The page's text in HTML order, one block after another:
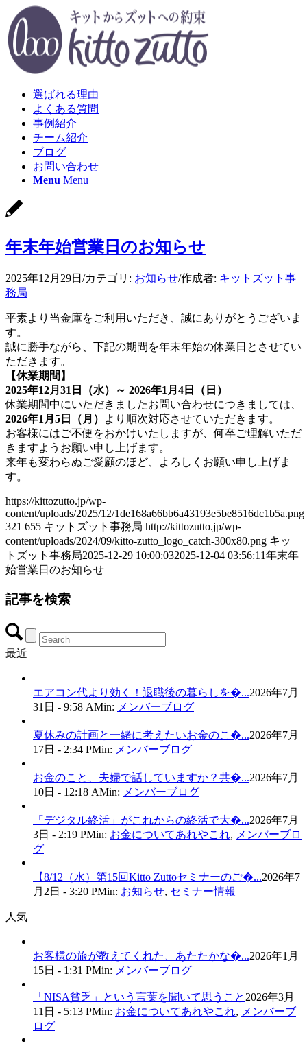
選ばれる理由
よくある質問
事例紹介
チーム紹介
ブログ
お問い合わせ
Menu Menu
年末年始営業日のお知らせ
2025年12月29日 /カテゴリ: お知らせ/作成者: キットズット事
務局
平素より当金庫をご利用いただき、誠にありがとうございま
す。
誠に勝手ながら、下記の期間を年末年始の休業日とさせてい
ただきます。
【休業期間】
2025年12月31日（水）～ 2026年1月4日（日）
休業期間中にいただきましたお問い合わせにつきましては、
2026年1月5日（月）
より順次対応させていただきます。
お客様にはご不便をおかけいたしますが、何卒ご理解いただ
きますようお願い申し上げます。
来年も変わらぬご愛顧のほど、よろしくお願い申し上げま
す。
https://kittozutto.jp/wp-
content/uploads/2025/12/1de168a66bb6a43193e5be8516dc1b5a.png
321 655 キットズット事務局 http://kittozutto.jp/wp-
content/uploads/2024/09/kitto-zutto_logo_catch-300x80.png キッ
トズット事務局2025-12-29 10:00:032025-12-04 03:56:11年末年
始営業日のお知らせ
記事を検索
最近
エアコン代より効く！退職後の暮らしを�...2026年7月
31日 - 9:58 AMin: メンバーブログ
夏休みの計画と一緒に考えたいお金のこ�...2026年7月
17日 - 2:34 PMin: メンバーブログ
お金のこと、夫婦で話していますか？共�...2026年7月
10日 - 12:18 AMin: メンバーブログ
「デジタル終活」がこれからの終活で大�...2026年7月
3日 - 2:19 PMin: お金についてあれやこれ, メンバーブロ
グ
【8/12（水）第15回Kitto Zuttoセミナーのご�...2026年7
月2日 - 3:20 PMin: お知らせ, セミナー情報
人気
お客様の旅が教えてくれた、あたたかな�...2026年1月
15日 - 1:31 PMin: メンバーブログ
「NISA貧乏」という言葉を聞いて思うこと 2026年3月
11日 - 5:13 PMin: お金についてあれやこれ, メンバーブ
ログ